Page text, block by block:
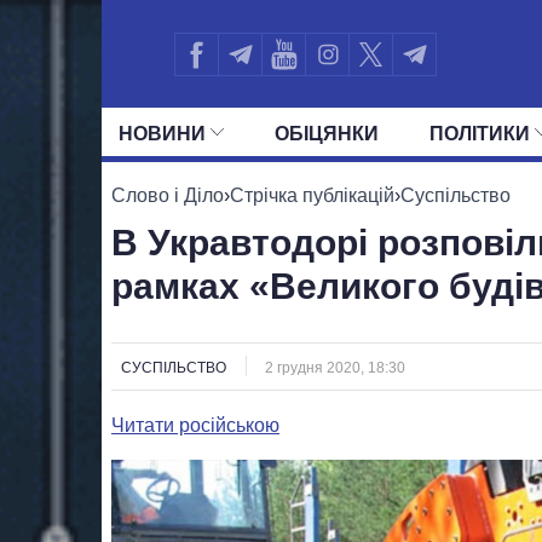
НОВИНИ ОБIЦЯНКИ ПОЛIТИКИ
УСІ ПОЛІТИКИ ПРЕЗИДЕНТ І ОФІС
Слово і Діло›Стрічка публікацій›Суспільство
В Укравтодорі
рамках «Великого
СУСПІЛЬСТВО 2 грудня 2020, 18:30
Читати російською